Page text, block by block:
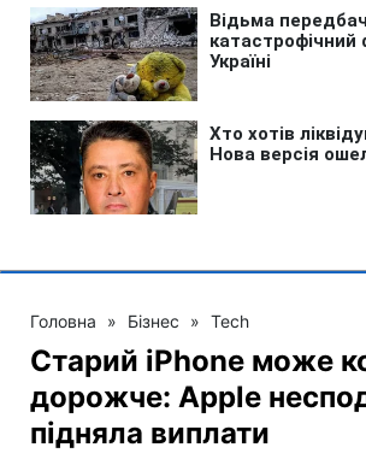
Головна » Бізнес » Tech
Старий iPhone може
дорожче: Apple
підняла виплати